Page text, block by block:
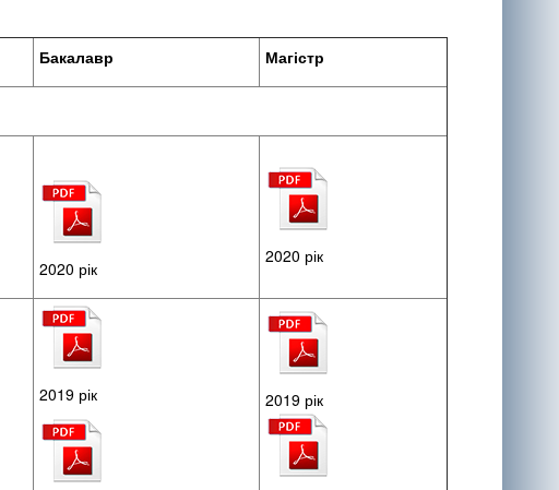
Бакалавр Магістр
2020 рік
2020 рік
2019 рік 2019 рік